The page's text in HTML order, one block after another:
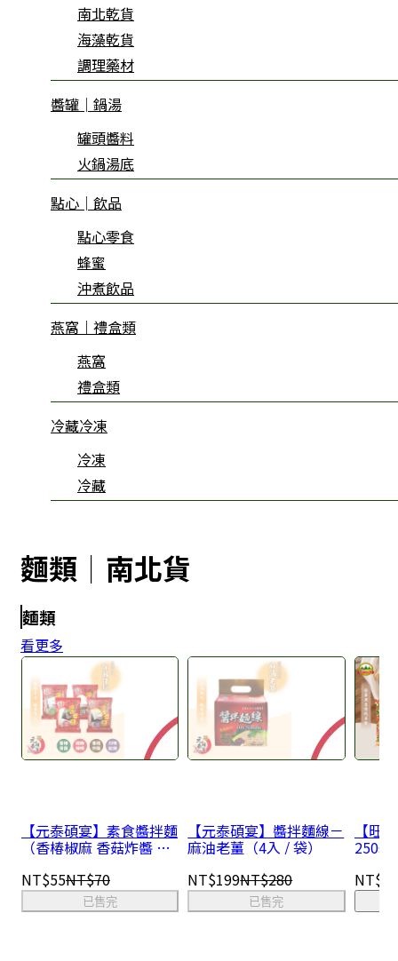
南北乾貨
海藻乾貨
調理藥材
醬罐│鍋湯
罐頭醬料
火鍋湯底
點心│飲品
點心零食
蜂蜜
沖煮飲品
燕窩｜禮盒類
燕窩
禮盒類
冷藏冷凍
冷凍
冷藏
麵類│南北貨
麵類
看更多
【元泰碩宴】素食醬拌麵
（香椿椒麻 香菇炸醬 川
NT$55NT$70
已售完
【元泰碩宴】醬拌麵線－
麻油老薑（4入 / 袋）
NT$199NT$280
已售完
【旺
250g
NT$69